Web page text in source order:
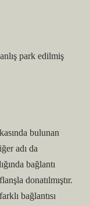
park edilmiş
bulunan
adı da
bağlantı
donatılmıştır.
bağlantısı